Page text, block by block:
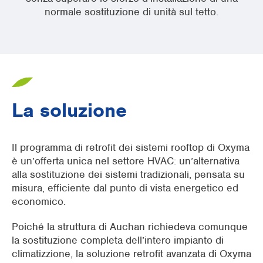
normale sostituzione di unità sul tetto.
La soluzione
Il programma di retrofit dei sistemi rooftop di Oxyma
è un’offerta unica nel settore HVAC: un’alternativa
alla sostituzione dei sistemi tradizionali, pensata su
misura, efficiente dal punto di vista energetico ed
economico.
Poiché la struttura di Auchan richiedeva comunque
la sostituzione completa dell’intero impianto di
climatizzione, la soluzione retrofit avanzata di Oxyma